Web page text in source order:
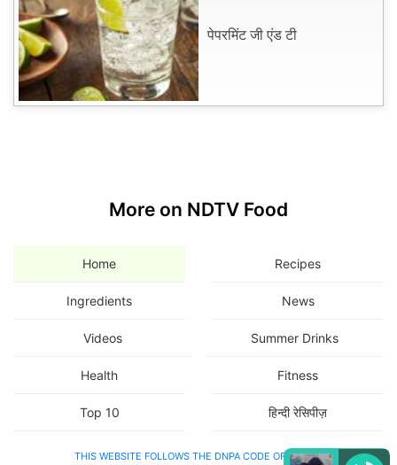
पेपरमिंट जी एंड टी
More on NDTV Food
Home Recipes
Ingredients News
Videos Summer Drinks
Health Fitness
Top 10 हिन्दी रेसिपीज़
THIS WEBSITE FOLLOWS THE DNPA CODE OF ETHICS